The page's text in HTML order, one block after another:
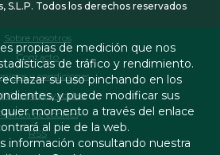
S.L.P. Todos los derechos reservados
Sobre nosotros
Contacto
y condiciones
de privacidad
de cookies
RSS
propias de medición que nos
de tráfico y rendimiento.
su uso pinchando en los
y puede modificar sus
momento a través del enlace
al pie de la web.
información consultando nuestra